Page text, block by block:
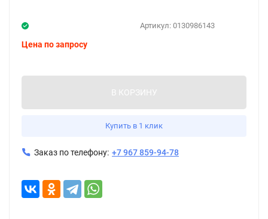
Артикул: 0130986143
Цена по запросу
В КОРЗИНУ
Купить в 1 клик
Заказ по телефону: +7 967 859-94-78